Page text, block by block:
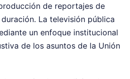
de reportajes de
La televisión pública
un enfoque institucional
de los asuntos de la Unión